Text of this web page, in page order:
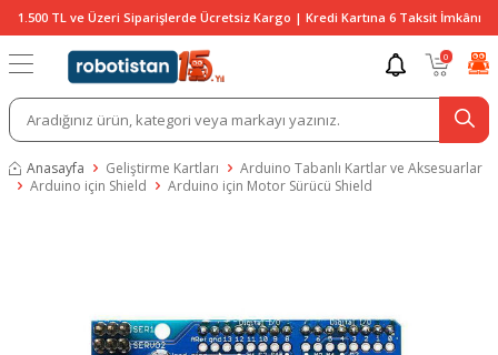
1.500 TL ve Üzeri Siparişlerde Ücretsiz Kargo | Kredi Kartına 6 Taksit İmkânı
0
Anasayfa Geliştirme Kartları
Arduino Tabanlı Kartlar ve Aksesuarlar
Arduino için Shield
Arduino için Motor Sürücü Shield